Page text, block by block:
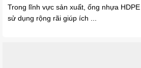
Trong lĩnh vực sản xuất, ống nhựa
sử dụng rộng rãi giúp ích ...